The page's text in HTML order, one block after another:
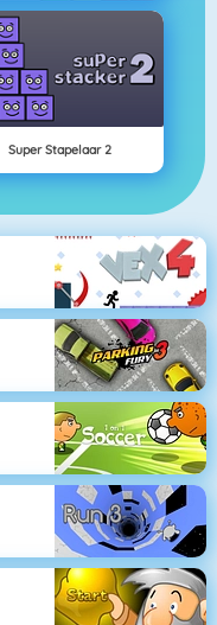
Super Stapelaar 2